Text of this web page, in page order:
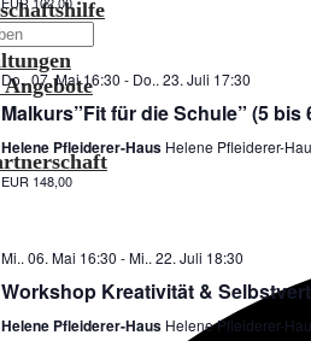
Do.. 07. Mai 16:30 - Do.. 23. Juli 17:30
Malkurs”Fit für die Schule” (5 bis
Helene Pfleiderer-Haus Helene Pfleiderer-
EUR 148,00
Mi.. 06. Mai 16:30 -Mi.. 22. Juli 18:30
Workshop Kreativität &
Helene Pfleiderer-Haus Helene Pfleiderer-